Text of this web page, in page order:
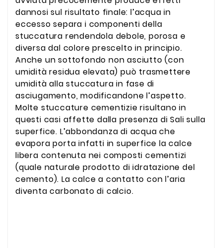
dannosi sul risultato finale: l’acqua in
eccesso separa i componenti della
stuccatura rendendola debole, porosa e
diversa dal colore prescelto in principio.
Anche un sottofondo non asciutto (con
umidità residua elevata) può trasmettere
umidità alla stuccatura in fase di
asciugamento, modificandone l’aspetto.
Molte stuccature cementizie risultano in
questi casi affette dalla presenza di Sali sulla
superfice. L’abbondanza di acqua che
evapora porta infatti in superfice la calce
libera contenuta nei composti cementizi
(quale naturale prodotto di idratazione del
cemento). La calce a contatto con l’aria
diventa carbonato di calcio.